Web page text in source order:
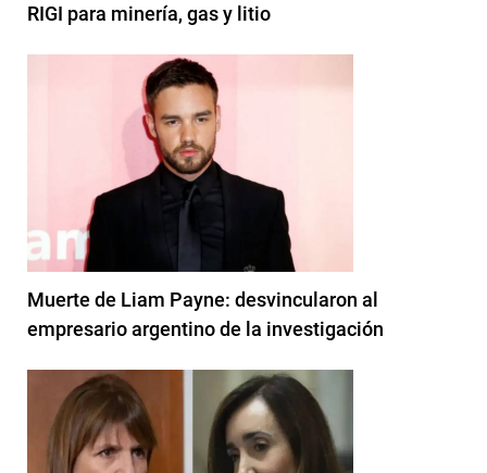
RIGI para minería, gas y litio
Muerte de Liam Payne: desvincularon al
empresario argentino de la investigación